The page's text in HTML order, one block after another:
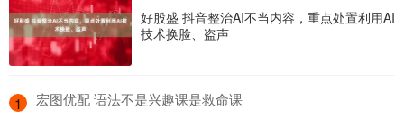
好股盛 抖音整治AI不当内容，重点处置利用AI
技术换脸、盗声
1 ​宏图优配 语法不是兴趣课是救命课